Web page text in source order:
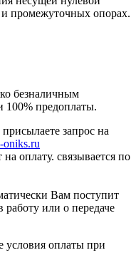
промежуточных опорах.
безналичным
100% предоплаты.
запрос на
oniks.ru
оплату. связывается по
Вам поступит
работу или о передаче
оплаты при